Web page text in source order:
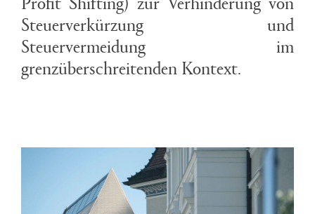
Steuerverkürzung und
Steuervermeidung im
grenzüberschreitenden Kontext.